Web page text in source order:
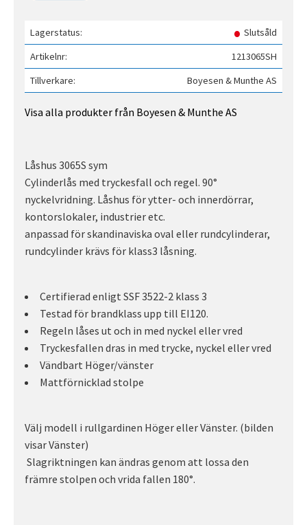
Lagerstatus
Slutsåld
Artikelnr
1213065SH
Tillverkare
Boyesen & Munthe AS
Visa alla produkter från Boyesen & Munthe AS
Låshus 3065S sym
Cylinderlås med tryckesfall och regel. 90°
nyckelvridning. Låshus för ytter- och innerdörrar,
kontorslokaler, industrier etc.
anpassad för skandinaviska oval eller rundcylinderar,
rundcylinder krävs för klass3 låsning.
Certifierad enligt SSF 3522-2 klass 3
Testad för brandklass upp till EI120.
Regeln låses ut och in med nyckel eller vred
Tryckesfallen dras in med trycke, nyckel eller vred
Vändbart Höger/vänster
Mattförnicklad stolpe
Välj modell i rullgardinen Höger eller Vänster. (bilden
visar Vänster)
Slagriktningen kan ändras genom att lossa den
främre stolpen och vrida fallen 180°.